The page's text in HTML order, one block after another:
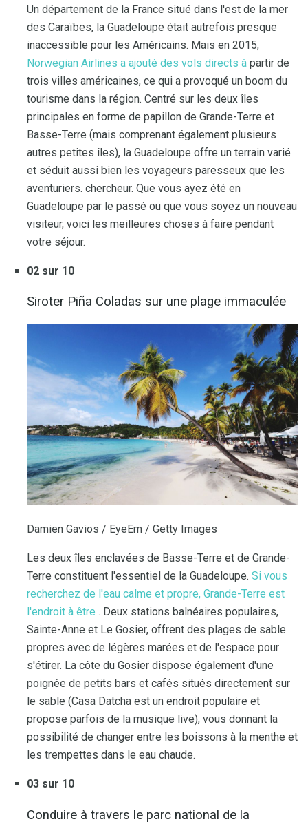
Un département de la France situé dans l'est de la mer
des Caraïbes, la Guadeloupe était autrefois presque
inaccessible pour les Américains. Mais en 2015,
Norwegian Airlines a ajouté des vols directs à partir de
trois villes américaines, ce qui a provoqué un boom du
tourisme dans la région. Centré sur les deux îles
principales en forme de papillon de Grande-Terre et
Basse-Terre (mais comprenant également plusieurs
autres petites îles), la Guadeloupe offre un terrain varié
et séduit aussi bien les voyageurs paresseux que les
aventuriers. chercheur. Que vous ayez été en
Guadeloupe par le passé ou que vous soyez un nouveau
visiteur, voici les meilleures choses à faire pendant
votre séjour.
02 sur 10
Siroter Piña Coladas sur une plage immaculée
Damien Gavios / EyeEm / Getty Images
Les deux îles enclavées de Basse-Terre et de Grande-
Terre constituent l'essentiel de la Guadeloupe. Si vous
recherchez de l'eau calme et propre, Grande-Terre est
l'endroit à être . Deux stations balnéaires populaires,
Sainte-Anne et Le Gosier, offrent des plages de sable
propres avec de légères marées et de l'espace pour
s'étirer. La côte du Gosier dispose également d'une
poignée de petits bars et cafés situés directement sur
le sable (Casa Datcha est un endroit populaire et
propose parfois de la musique live), vous donnant la
possibilité de changer entre les boissons à la menthe et
les trempettes dans le eau chaude.
03 sur 10
Conduire à travers le parc national de la